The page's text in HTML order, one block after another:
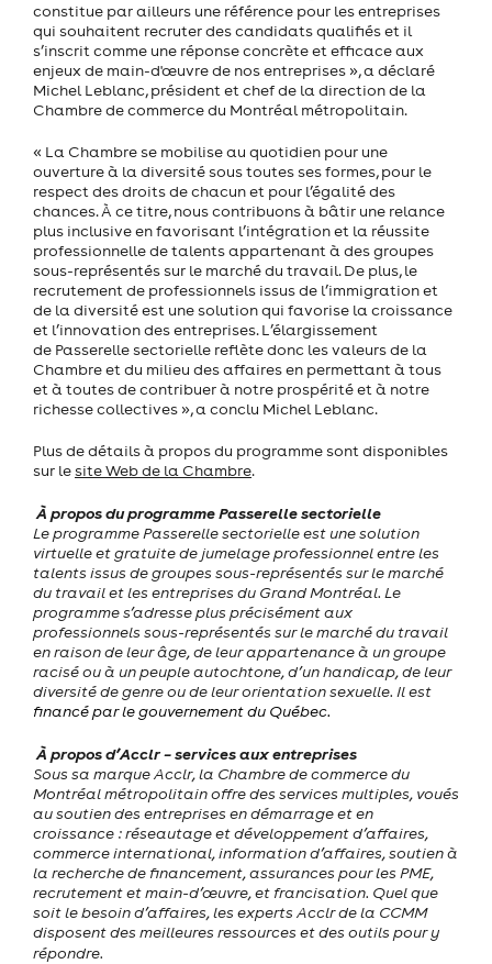
constitue par ailleurs une référence pour les entreprises
qui souhaitent recruter des candidats qualifiés et il
s’inscrit comme une réponse concrète et efficace aux
enjeux de main-d'œuvre de nos entreprises », a déclaré
Michel Leblanc, président et chef de la direction de la
Chambre de commerce du Montréal métropolitain.
« La Chambre se mobilise au quotidien pour une
ouverture à la diversité sous toutes ses formes, pour le
respect des droits de chacun et pour l’égalité des
chances. À ce titre, nous contribuons à bâtir une relance
plus inclusive en favorisant l’intégration et la réussite
professionnelle de talents appartenant à des groupes
sous-représentés sur le marché du travail. De plus, le
recrutement de professionnels issus de l’immigration et
de la diversité est une solution qui favorise la croissance
et l’innovation des entreprises. L’élargissement
de Passerelle sectorielle reflète donc les valeurs de la
Chambre et du milieu des affaires en permettant à tous
et à toutes de contribuer à notre prospérité et à notre
richesse collectives », a conclu Michel Leblanc.
Plus de détails à propos du programme sont disponibles
sur lesite Web de la Chambre.
À propos du programme Passerelle sectorielle
Le programme Passerelle sectorielle est une solution
virtuelle et gratuite de jumelage professionnel entre les
talents issus de groupes sous-représentés sur le marché
du travail et les entreprises du Grand Montréal. Le
programme s’adresse plus précisément aux
professionnels sous-représentés sur le marché du travail
en raison de leur âge, de leur appartenance à un groupe
racisé ou à un peuple autochtone, d’un handicap, de leur
diversité de genre ou de leur orientation sexuelle. Il est
financé par le gouvernement du Québec.
À propos d’Acclr – services aux entreprises
Sous sa marque Acclr, la Chambre de commerce du
Montréal métropolitain offre des services multiples, voués
au soutien des entreprises en démarrage et en
croissance : réseautage et développement d’affaires,
commerce international, information d’affaires, soutien à
la recherche de financement, assurances pour les PME,
recrutement et main-d’œuvre, et francisation. Quel que
soit le besoin d’affaires, les experts Acclr de la CCMM
disposent des meilleures ressources et des outils pour y
répondre.